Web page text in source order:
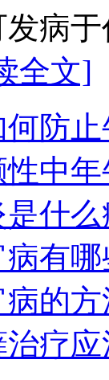
于
全文]
防
中
什么
有
的
疗